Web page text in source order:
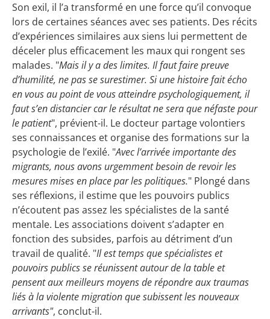
Son exil, il l’a transformé en une force qu’il convoque
lors de certaines séances avec ses patients. Des récits
d’expériences similaires aux siens lui permettent de
déceler plus efficacement les maux qui rongent ses
malades. "Mais il y a des limites. Il faut faire preuve
d’humilité, ne pas se surestimer. Si une histoire fait écho
en vous au point de vous atteindre psychologiquement, il
faut s’en distancier car le résultat ne sera que néfaste pour
le patient", prévient-il. Le docteur partage volontiers
ses connaissances et organise des formations sur la
psychologie de l’exilé. "Avec l’arrivée importante des
migrants, nous avons urgemment besoin de revoir les
mesures mises en place par les politiques." Plongé dans
ses réflexions, il estime que les pouvoirs publics
n’écoutent pas assez les spécialistes de la santé
mentale. Les associations doivent s’adapter en
fonction des subsides, parfois au détriment d’un
travail de qualité. "Il est temps que spécialistes et
pouvoirs publics se réunissent autour de la table et
pensent aux meilleurs moyens de répondre aux traumas
liés à la violente migration que subissent les nouveaux
arrivants", conclut-il.